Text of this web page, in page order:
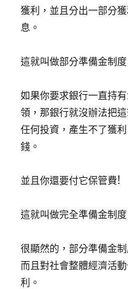
獲利，並且分出一部分獲
息。
這就叫做部分準備金制度
如果你要求銀行一直持
領，那銀行就沒辦法把
任何投資，產生不了獲
錢。
並且你還要付它保管費!
這就叫做完全準備金制度
很顯然的，部分準備金
而且對社會整體經濟活
利。